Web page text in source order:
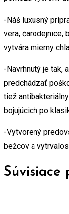
-Náš luxusný
vera, čarodejnice,
vytvára mierny
-Navrhnutý je tak,
predchádzať
tiež
bojujúcich po
-Vytvorený
bežcov a
Súvisiace